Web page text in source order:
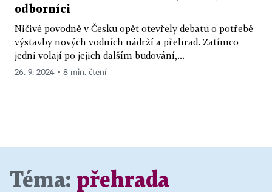
odborníci
Ničivé povodně v Česku opět otevřely debatu o potřebě
výstavby nových vodních nádrží a přehrad. Zatímco
jedni volají po jejich dalším budování,...
26. 9. 2024 ▪ 8 min. čtení
Téma: přehrada